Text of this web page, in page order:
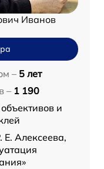
Иванов
– 5 лет
– 1 190
и
Е. Алексеева,